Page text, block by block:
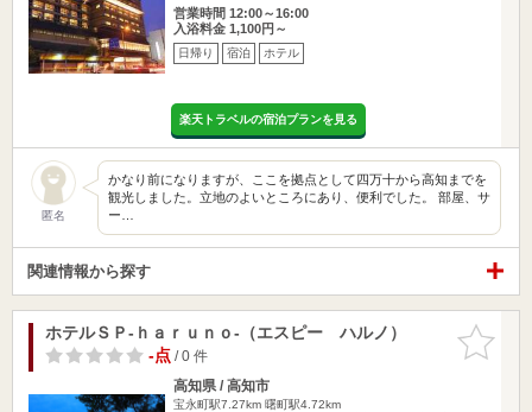
営業時間 12:00～16:00
入浴料金 1,100円～
日帰り 宿泊 ホテル
楽天トラベルの宿泊プランを見る
匿名
かなり前になりますが、ここを拠点として四万十から高知までを
観光しました。立地のよいところにあり、便利でした。 部屋、サ
ー…
関連情報から探す
お気に入
りに追加
ホテルＳＰ‐ｈａｒｕｎｏ‐（エスピー ハルノ）
-点/ 0 件
高知県 / 高知市
宝永町駅7.27km 曙町駅4.72km